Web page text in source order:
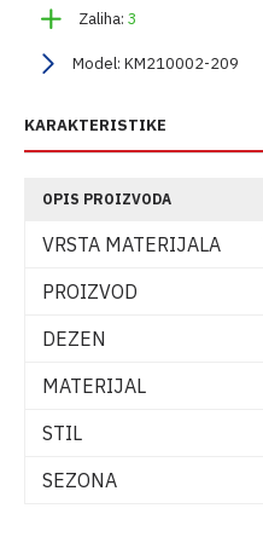
Zaliha: 3
Model: KM210002-209
KARAKTERISTIKE
OPIS PROIZVODA
VRSTA MATERIJALA
PROIZVOD
DEZEN
MATERIJAL
STIL
SEZONA